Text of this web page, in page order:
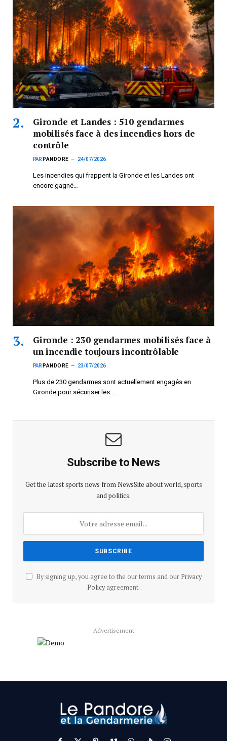
Gironde et Landes : 510 gendarmes
mobilisés face à des incendies hors de
contrôle
PAR PANDORE 24/07/2026
Les incendies qui frappent la Gironde et les Landes ont
encore gagné…
Gironde : 230 gendarmes mobilisés face à
un incendie toujours incontrôlable
PAR PANDORE 23/07/2026
Plus de 230 gendarmes sont actuellement engagés en
Gironde pour sécuriser les…
Subscribe to News
Get the latest sports news from NewsSite about world, sports
and politics.
By signing up, you agree to the our terms and our Privacy
Policyagreement.
Advertisement